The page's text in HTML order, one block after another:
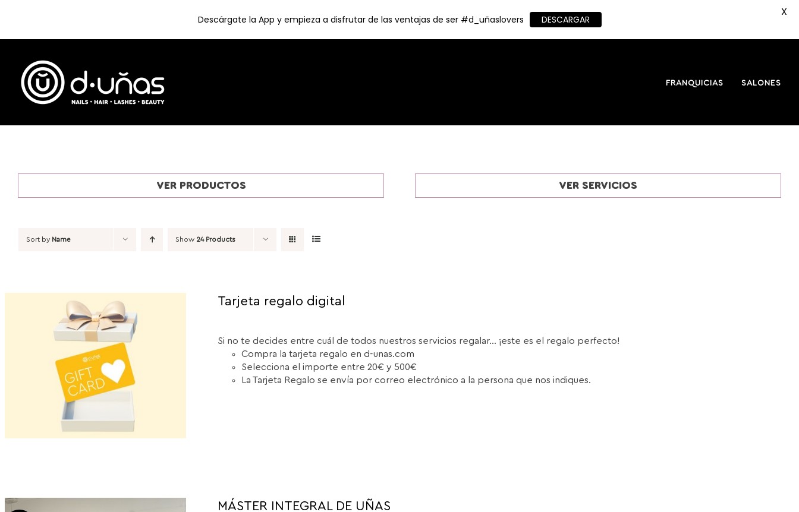
content
FRANQUICIAS SALONES
VER PRODUCTOS VER SERVICIOS
Sort by Name Show 24 Products
Tarjeta regalo digital
Si no te decides entre cuál de todos nuestros servicios regalar... ¡este es el regalo perfecto!
Compra la tarjeta regalo en d-unas.com
Selecciona el importe entre 20€ y 500€
La Tarjeta Regalo se envía por correo electrónico a la persona que nos indiques.
MÁSTER INTEGRAL DE UÑAS
Descárgate la App y empieza a disfrutar de las ventajas de ser #d_uñaslovers DESCARGAR
X